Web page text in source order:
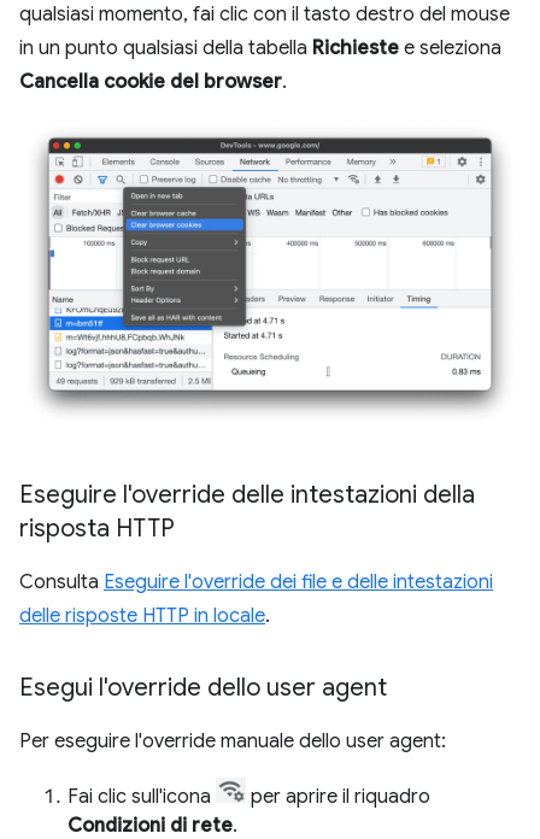
qualsiasi momento, fai clic con il tasto destro del mouse
in un punto qualsiasi della tabella Richieste e seleziona
Cancella cookie del browser.
Eseguire l'override delle intestazioni della
risposta HTTP
Consulta Eseguire l'override dei file e delle intestazioni
delle risposte HTTP in locale.
Esegui l'override dello user agent
Per eseguire l'override manuale dello user agent:
Fai clic sull'icona
per aprire il riquadro
Condizioni di rete.